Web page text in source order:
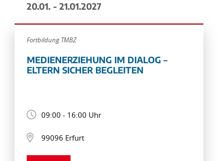
20.01. - 21.01.2027
Fortbildung TMBZ
MEDIENERZIEHUNG IM DIALOG –
ELTERN SICHER BEGLEITEN
09:00 - 16:00 Uhr
99096 Erfurt